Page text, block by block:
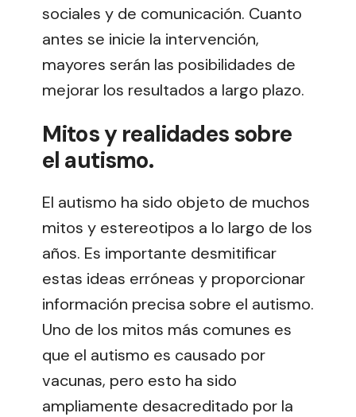
sociales y de comunicación. Cuanto
antes se inicie la intervención,
mayores serán las posibilidades de
mejorar los resultados a largo plazo.
Mitos y realidades sobre
el autismo.
El autismo ha sido objeto de muchos
mitos y estereotipos a lo largo de los
años. Es importante desmitificar
estas ideas erróneas y proporcionar
información precisa sobre el autismo.
Uno de los mitos más comunes es
que el autismo es causado por
vacunas, pero esto ha sido
ampliamente desacreditado por la